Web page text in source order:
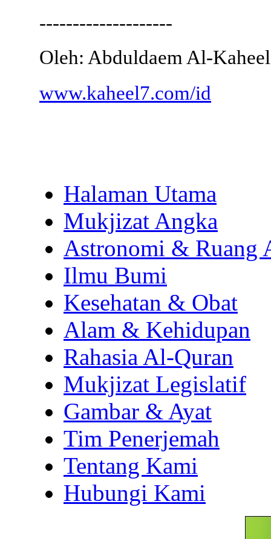
--------------------
Oleh: Abduldaem Al-Kaheel
www.kaheel7.com/id
Halaman Utama
Mukjizat Angka
Astronomi & Ruang
Ilmu Bumi
Kesehatan & Obat
Alam & Kehidupan
Rahasia Al-Quran
Mukjizat Legislatif
Gambar & Ayat
Tim Penerjemah
Tentang Kami
Hubungi Kami